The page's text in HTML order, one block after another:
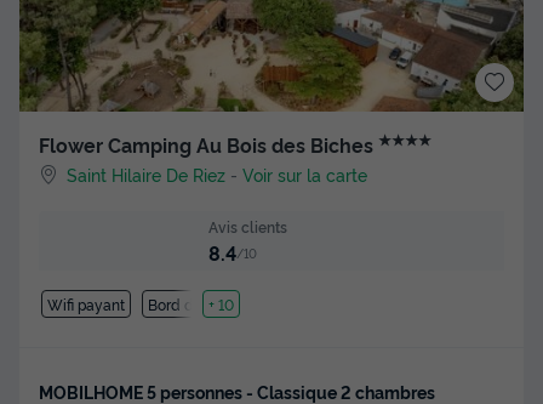
Flower Camping Au Bois des Biches ★★★★
Saint Hilaire De Riez -Voir sur la carte
Avis clients
8.4/10
Wifi payant Bord de mer
+ 10
MOBILHOME 5 personnes - Classique 2 chambres